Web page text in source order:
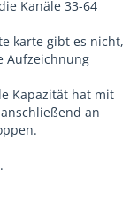
Kanäle 33-64
karte gibt es nicht,
Aufzeichnung
Kapazität hat mit
an